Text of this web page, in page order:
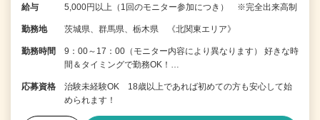
給与 5,000円以上（1回のモニター参加につき） ※完全出来高制
勤務地 茨城県、群馬県、栃木県 《北関東エリア》
勤務時間
9：00～17：00（モニター内容により異なります） 好きな時
間＆タイミングで勤務OK！…
応募資格
治験未経験OK 18歳以上であれば初めての方も安心して始
められます！